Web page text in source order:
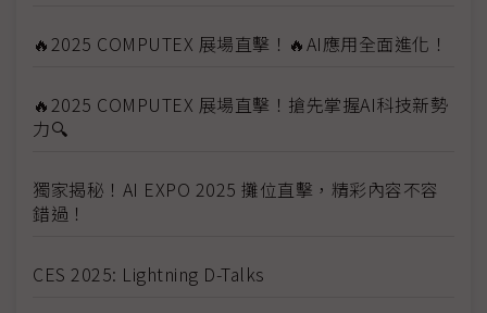
🔥2025 COMPUTEX 展場直擊！🔥AI應用全面進化！
🔥2025 COMPUTEX 展場直擊！搶先掌握AI科技新勢
力🔍
獨家揭秘！AI EXPO 2025 攤位直擊，精彩內容不容
錯過！
CES 2025: Lightning D-Talks